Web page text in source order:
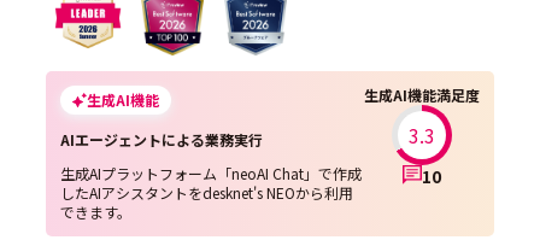
生成AI機能
AIエージェントによる業務実行
生成AIプラットフォーム「neoAI Chat」で作成
したAIアシスタントをdesknet's NEOから利用
できます。
生成AI機能満足度
3.3
10